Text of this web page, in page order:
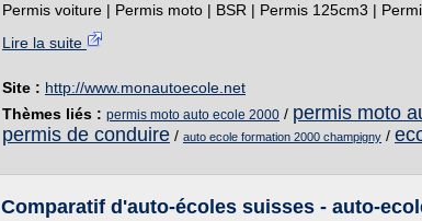
Permis voiture | Permis moto | BSR | Permis 125cm3 |
Lire la suite
Site : http://www.monautoecole.net
Thèmes liés : permis moto auto ecole 2000 / permis moto
permis de conduire / auto ecole formation 2000 champigny /
Comparatif d'auto-écoles suisses - auto-